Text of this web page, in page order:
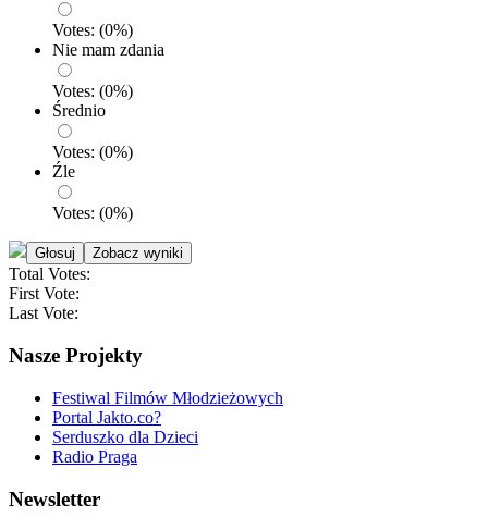
Votes: (0%)
Nie mam zdania
Votes: (0%)
Średnio
Votes: (0%)
Źle
Votes: (0%)
Total Votes:
First Vote:
Last Vote:
Nasze Projekty
Festiwal Filmów Młodzieżowych
Portal Jakto.co?
Serduszko dla Dzieci
Radio Praga
Newsletter